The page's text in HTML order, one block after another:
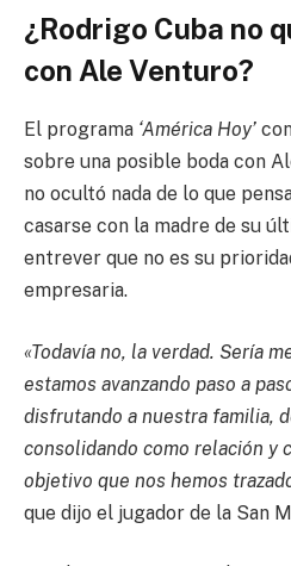
¿Rodrigo Cuba no
con Ale Venturo?
El programa ‘América Hoy’
sobre una posible boda con
no ocultó nada de lo que
casarse con la madre de su
entrever que no es su
empresaria.
«Todavía no, la verdad. Sería
estamos avanzando paso a
disfrutando a nuestra familia,
consolidando como relación y
objetivo que nos hemos
que dijo el jugador de la San